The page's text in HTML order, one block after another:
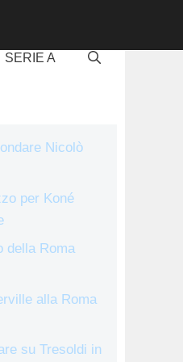
SERIE A
Nicolò
per Koné
della Roma
alla Roma
su Tresoldi in